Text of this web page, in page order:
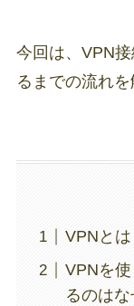
今回は、VPN
るまでの流れを
VPNとは
VPNを
るのはな